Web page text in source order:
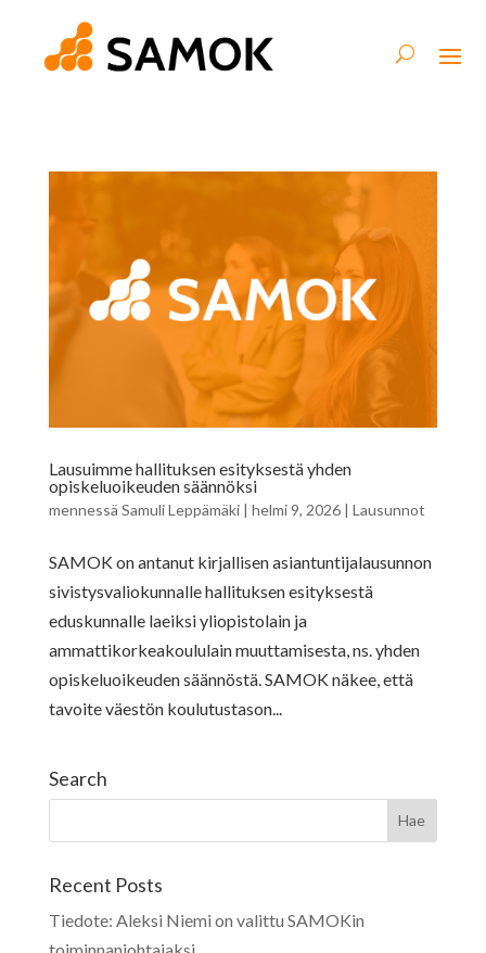
Lausuimme hallituksen esityksestä yhden
opiskeluoikeuden säännöksi
mennessä Samuli Leppämäki| helmi 9, 2026| Lausunnot
SAMOK on antanut kirjallisen asiantuntijalausunnon
sivistysvaliokunnalle hallituksen esityksestä
eduskunnalle laeiksi yliopistolain ja
ammattikorkeakoululain muuttamisesta, ns. yhden
opiskeluoikeuden säännöstä. SAMOK näkee, että
tavoite väestön koulutustason...
Search
Recent Posts
Tiedote: Aleksi Niemi on valittu SAMOKin